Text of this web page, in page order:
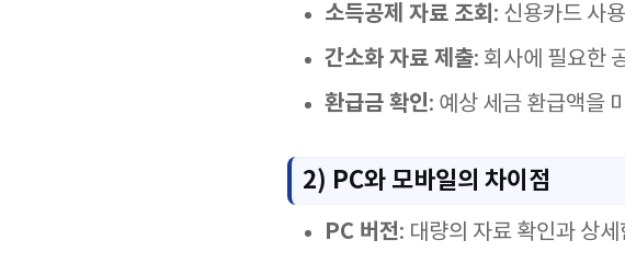
소득공제 자료 조회 : 신용카드 사
간소화 자료 제출: 회사에 필요한
환급금 확인: 예상 세금 환급액을
2) PC와 모바일의 차이점
PC 버전: 대량의 자료 확인과 상